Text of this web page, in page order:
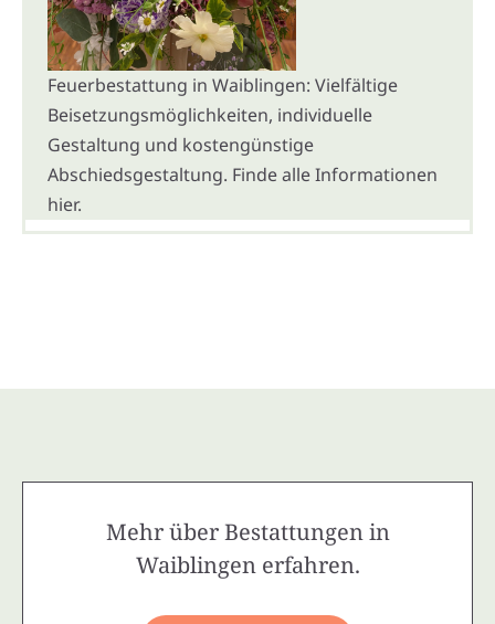
Feuerbestattung in Waiblingen: Vielfältige
Beisetzungsmöglichkeiten, individuelle
Gestaltung und kostengünstige
Abschiedsgestaltung. Finde alle Informationen
hier.
Mehr über Bestattungen in
Waiblingen erfahren.